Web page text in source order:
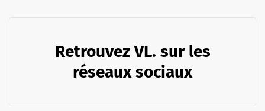
Retrouvez VL. sur les
réseaux sociaux